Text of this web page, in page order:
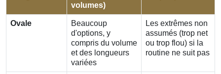
volumes)
Ovale
Beaucoup
d'options, y
compris du volume
et des longueurs
variées
Les extrêmes non
assumés (trop net
ou trop flou) si la
routine ne suit pas